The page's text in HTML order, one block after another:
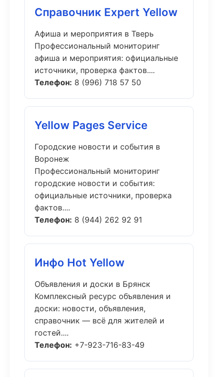
Справочник Expert Yellow
Афиша и мероприятия в Тверь
Профессиональный мониторинг
афиша и мероприятия: официальные
источники, проверка фактов....
Телефон: 8 (996) 718 57 50
Yellow Pages Service
Городские новости и события в
Воронеж
Профессиональный мониторинг
городские новости и события:
официальные источники, проверка
фактов....
Телефон: 8 (944) 262 92 91
Инфо Hot Yellow
Объявления и доски в Брянск
Комплексный ресурс объявления и
доски: новости, объявления,
справочник — всё для жителей и
гостей....
Телефон: +7-923-716-83-49